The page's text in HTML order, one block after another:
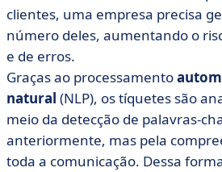
clientes, uma empresa precisa
número deles, aumentando o
e de erros.
Graças ao processamento
natural (NLP), os tíquetes são
meio da detecção de palavras-
anteriormente, mas pela
toda a comunicação. Dessa